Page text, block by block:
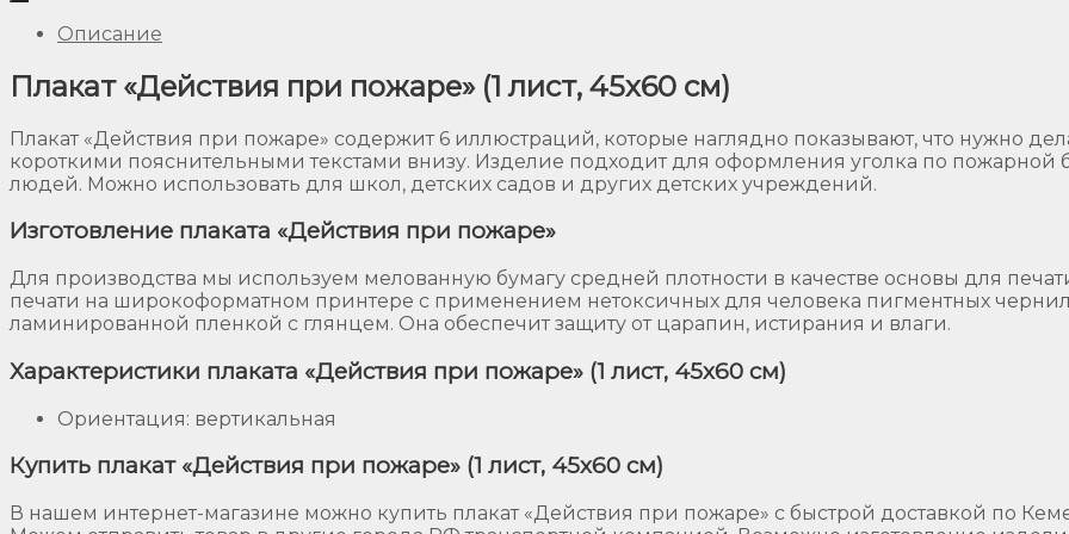
Описание
Плакат «Действия при пожаре» (1 лист, 45х60 см)
Плакат «Действия при пожаре» содержит 6 иллюстраций, которые наглядно показывают, что нужно
короткими пояснительными текстами внизу. Изделие подходит для оформления уголка по пожарной
людей. Можно использовать для школ, детских садов и других детских учреждений.
Изготовление плаката «Действия при пожаре»
Для производства мы используем мелованную бумагу средней плотности в качестве основы для
печати на широкоформатном принтере с применением нетоксичных для человека пигментных
ламинированной пленкой с глянцем. Она обеспечит защиту от царапин, истирания и влаги.
Характеристики плаката «Действия при пожаре» (1 лист, 45х60 см)
Ориентация: вертикальная
Купить плакат «Действия при пожаре» (1 лист, 45х60 см)
В нашем интернет-магазине можно купить плакат «Действия при пожаре» с быстрой доставкой по